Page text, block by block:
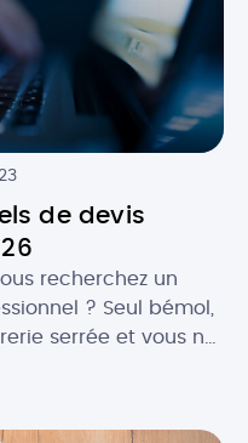
de devis
recherchez un
? Seul bémol,
serrée et vous ne
de facturation